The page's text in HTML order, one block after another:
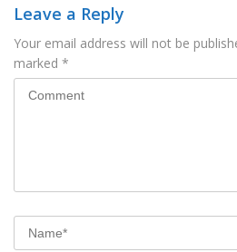
Leave a Reply
Your email address will not be
marked *